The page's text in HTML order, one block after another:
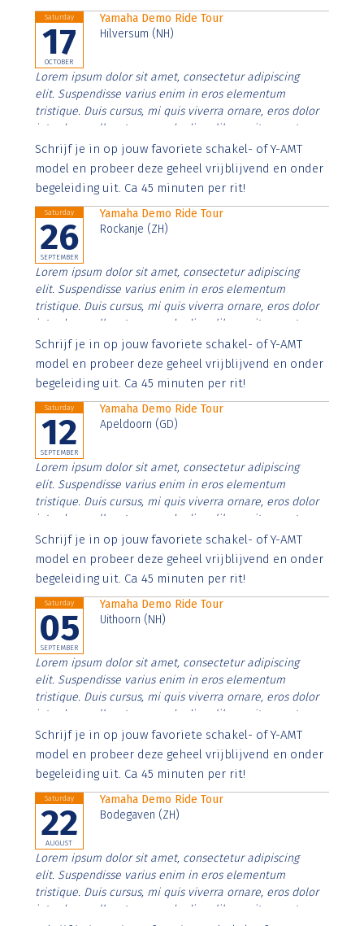
Saturday
17
OCTOBER
Yamaha Demo Ride Tour
Hilversum (NH)
Lorem ipsum dolor sit amet, consectetur adipiscing
elit. Suspendisse varius enim in eros elementum
tristique. Duis cursus, mi quis viverra ornare, eros dolor
interdum nulla, ut commodo diam libero vitae erat.
Aenean faucibus nibh et justo cursus id rutrum lorem
imperdiet. Nunc ut sem vitae risus tristique posuere.
Schrijf je in op jouw favoriete schakel- of Y-AMT
model en probeer deze geheel vrijblijvend en onder
begeleiding uit. Ca 45 minuten per rit!
Saturday
26
SEPTEMBER
Yamaha Demo Ride Tour
Rockanje (ZH)
Lorem ipsum dolor sit amet, consectetur adipiscing
elit. Suspendisse varius enim in eros elementum
tristique. Duis cursus, mi quis viverra ornare, eros dolor
interdum nulla, ut commodo diam libero vitae erat.
Aenean faucibus nibh et justo cursus id rutrum lorem
imperdiet. Nunc ut sem vitae risus tristique posuere.
Schrijf je in op jouw favoriete schakel- of Y-AMT
model en probeer deze geheel vrijblijvend en onder
begeleiding uit. Ca 45 minuten per rit!
Saturday
12
SEPTEMBER
Yamaha Demo Ride Tour
Apeldoorn (GD)
Lorem ipsum dolor sit amet, consectetur adipiscing
elit. Suspendisse varius enim in eros elementum
tristique. Duis cursus, mi quis viverra ornare, eros dolor
interdum nulla, ut commodo diam libero vitae erat.
Aenean faucibus nibh et justo cursus id rutrum lorem
imperdiet. Nunc ut sem vitae risus tristique posuere.
Schrijf je in op jouw favoriete schakel- of Y-AMT
model en probeer deze geheel vrijblijvend en onder
begeleiding uit. Ca 45 minuten per rit!
Saturday
05
SEPTEMBER
Yamaha Demo Ride Tour
Uithoorn (NH)
Lorem ipsum dolor sit amet, consectetur adipiscing
elit. Suspendisse varius enim in eros elementum
tristique. Duis cursus, mi quis viverra ornare, eros dolor
interdum nulla, ut commodo diam libero vitae erat.
Aenean faucibus nibh et justo cursus id rutrum lorem
imperdiet. Nunc ut sem vitae risus tristique posuere.
Schrijf je in op jouw favoriete schakel- of Y-AMT
model en probeer deze geheel vrijblijvend en onder
begeleiding uit. Ca 45 minuten per rit!
Saturday
22
AUGUST
Yamaha Demo Ride Tour
Bodegaven (ZH)
Lorem ipsum dolor sit amet, consectetur adipiscing
elit. Suspendisse varius enim in eros elementum
tristique. Duis cursus, mi quis viverra ornare, eros dolor
interdum nulla, ut commodo diam libero vitae erat.